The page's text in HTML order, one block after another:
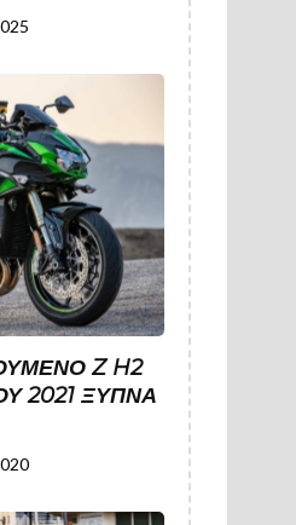
Z H2
2021 ΞΥΠΝΆ